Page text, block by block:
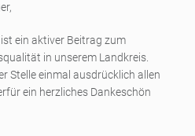
ein aktiver Beitrag zum
in unserem Landkreis.
Stelle einmal ausdrücklich allen
ein herzliches Dankeschön